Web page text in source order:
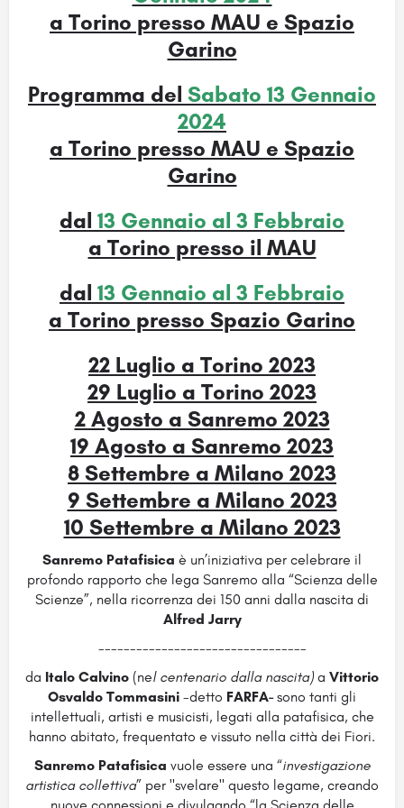
a Torino presso MAU e Spazio
Garino
Programma del Sabato 13 Gennaio
2024
a Torino presso MAU e Spazio
Garino
dal 13 Gennaio al 3 Febbraio
a Torino presso il MAU
dal 13 Gennaio al 3 Febbraio
a Torino presso Spazio Garino
22 Luglio a Torino 2023
29 Luglio a Torino 2023
2 Agosto a Sanremo 2023
19 Agosto a Sanremo 2023
8 Settembre a Milano 2023
9 Settembre a Milano 2023
10 Settembre a Milano 2023
Sanremo Patafisica è un’iniziativa per celebrare il
profondo rapporto che lega Sanremo alla “Scienza delle
Scienze”, nella ricorrenza dei 150 anni dalla nascita di
Alfred Jarry
---------------------------------
da Italo Calvino (nel centenario dalla nascita) a Vittorio
Osvaldo Tommasini -detto FARFA-sono tanti gli
intellettuali, artisti e musicisti, legati alla patafisica, che
hanno abitato, frequentato e vissuto nella città dei Fiori.
Sanremo Patafisica vuole essere una “investigazione
artistica collettiva” per "svelare" questo legame, creando